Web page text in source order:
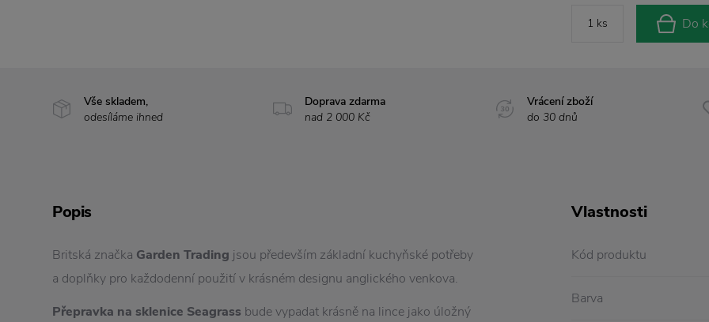
Do
Vše skladem,
odesíláme ihned
Doprava zdarma
nad 2 000 Kč
Vrácení zboží
do 30 dnů
Popis
Britská značka Garden Trading jsou především základní kuchyňské potřeby
a doplňky pro každodenní použití v krásném designu anglického venkova.
Přepravka na sklenice Seagrass bude vypadat krásně na lince jako úložný
Vlastnosti
Kód produktu
Barva